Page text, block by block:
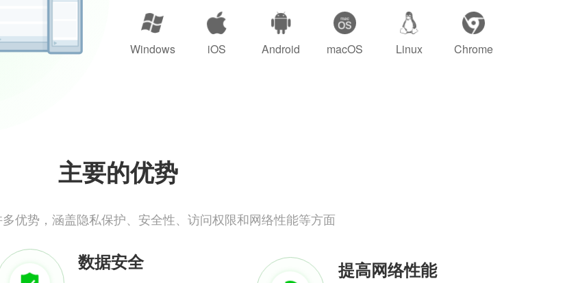
Windows iOS Android macOS Linux Chrome
主要的优势
优势，涵盖隐私保护、安全性、访问权限和网络性能等方面
数据安全 提高网络性能